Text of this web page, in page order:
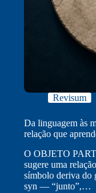
Revisum
Da linguagem às
relação que
O OBJETO
sugere uma
símbolo deriva do
syn — “junto”,…